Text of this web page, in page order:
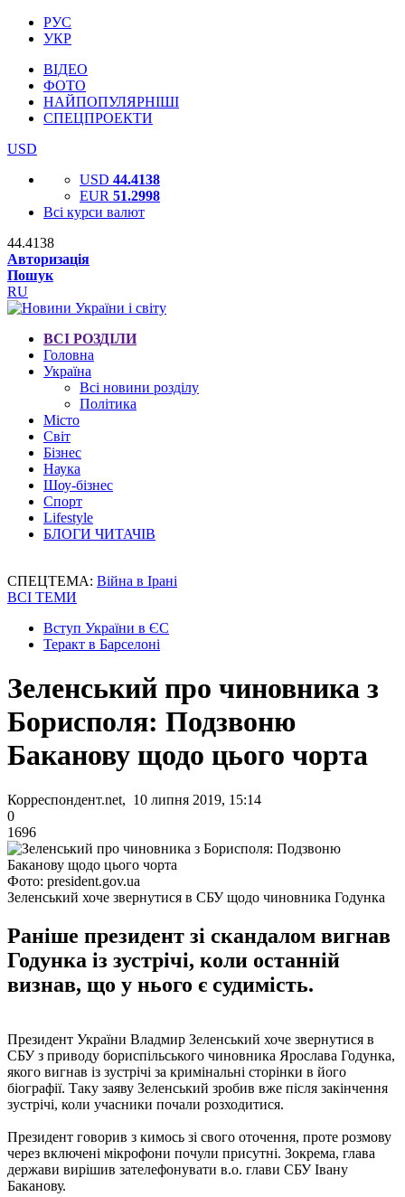
РУС
УКР
ВІДЕО
ФОТО
НАЙПОПУЛЯРНІШІ
СПЕЦПРОЕКТИ
USD
USD 44.4138
EUR 51.2998
Всі курси валют
44.4138
Авторизація
Пошук
RU
ВСІ РОЗДІЛИ
Головна
Україна
Всі новини розділу
Політика
Місто
Світ
Бізнес
Наука
Шоу-бізнес
Спорт
Lifestyle
БЛОГИ ЧИТАЧІВ
СПЕЦТЕМА: Війна в Ірані
ВСІ ТЕМИ
Вступ України в ЄС
Теракт в Барселоні
Зеленський про чиновника з
Борисполя: Подзвоню
Баканову щодо цього чорта
Корреспондент.net, 10 липня 2019, 15:14
0
1696
Фото: president.gov.ua
Зеленський хоче звернутися в СБУ щодо чиновника Годунка
Раніше президент зі скандалом вигнав
Годунка із зустрічі, коли останній
визнав, що у нього є судимість.
Президент України Владмир Зеленський хоче звернутися в
СБУ з приводу бориспільського чиновника Ярослава Годунка,
якого вигнав із зустрічі за кримінальні сторінки в його
біографії. Таку заяву Зеленський зробив вже після закінчення
зустрічі, коли учасники почали розходитися.
Президент говорив з кимось зі свого оточення, проте розмову
через включені мікрофони почули присутні. Зокрема, глава
держави вирішив зателефонувати в.о. глави СБУ Івану
Баканову.